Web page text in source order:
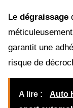
Le dégraissage
garantit une
risque de
A lire :
Auto